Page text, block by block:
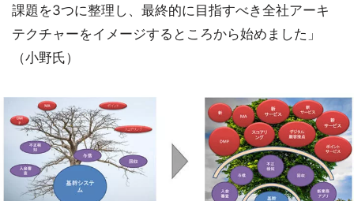
課題を3つに整理し、最終的に目指すべき全社アーキ
テクチャーをイメージするところから始めました」
（小野氏）